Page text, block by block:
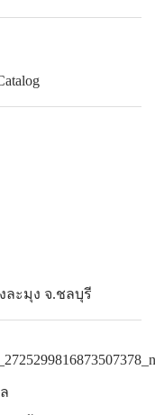
งละมุง จ.ชลบุรี